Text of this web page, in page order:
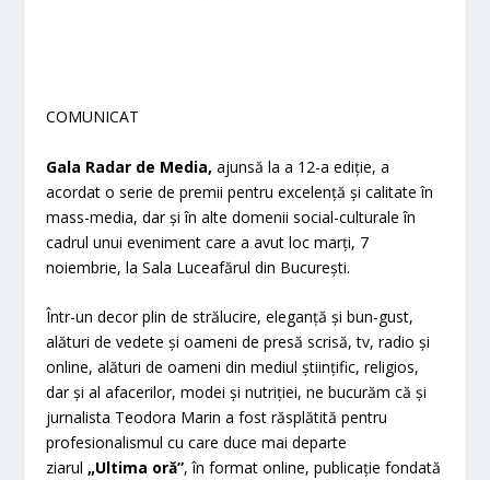
COMUNICAT
Gala Radar de Media, ajunsă la a 12-a ediție, a
acordat o serie de premii pentru excelență și calitate în
mass-media, dar și în alte domenii social-culturale în
cadrul unui eveniment care a avut loc marți, 7
noiembrie, la Sala Luceafărul din București.
Într-un decor plin de strălucire, eleganță și bun-gust,
alături de vedete și oameni de presă scrisă, tv, radio și
online, alături de oameni din mediul științific, religios,
dar și al afacerilor, modei și nutriției, ne bucurăm că și
jurnalista Teodora Marin a fost răsplătită pentru
profesionalismul cu care duce mai departe
ziarul„Ultima oră”, în format online, publicație fondată